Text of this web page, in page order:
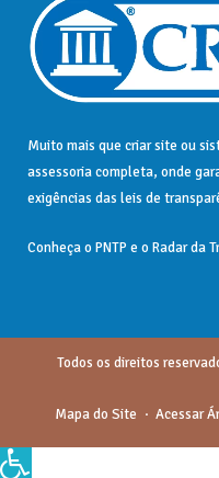
Muito mais que criar site ou
assessoriacompleta, onde
exigências das leis de
Conheça o PNTP e o Radar da
Todos os direitos
Mapa do Site Acessar